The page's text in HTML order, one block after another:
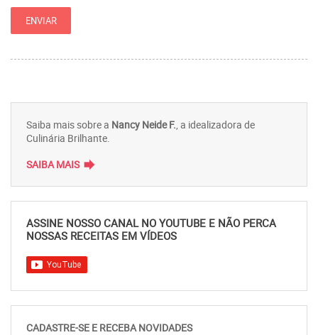
Saiba mais sobre a Nancy Neide F., a idealizadora de
Culinária Brilhante.
SAIBA MAIS forward
ASSINE NOSSO CANAL NO YOUTUBE E NÃO PERCA
NOSSAS RECEITAS EM VÍDEOS
CADASTRE-SE E RECEBA NOVIDADES